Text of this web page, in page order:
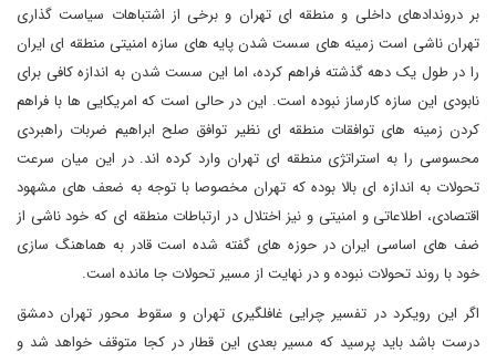
بر دروندادهای داخلی و منطقه ای تهران و برخی از اشتباهات سیاست گذاری
تهران ناشی است زمینه های سست شدن پایه های سازه امنیتی منطقه ای ایران
را در طول یک دهه گذشته فراهم کرده، اما این سست شدن به اندازه کافی برای
نابودی این سازه کارساز نبوده است. این در حالی است که امریکایی ها با فراهم
کردن زمینه های توافقات منطقه ای نظیر توافق صلح ابراهیم ضربات راهبردی
محسوسی را به استراتژی منطقه ای تهران وارد کرده اند. در این میان سرعت
تحولات به اندازه ای بالا بوده که تهران مخصوصا با توجه به ضعف های مشهود
اقتصادی، اطلاعاتی و امنیتی و نیز اختلال در ارتباطات منطقه ای که خود ناشی از
ضف های اساسی ایران در حوزه های گفته شده است قادر به هماهنگ سازی
خود با روند تحولات نبوده و در نهایت از مسیر تحولات جا مانده است.
اگر این رویکرد در تفسیر چرایی غافلگیری تهران و سقوط محور تهران دمشق
درست باشد باید پرسید که مسیر بعدی این قطار در کجا متوقف خواهد شد و